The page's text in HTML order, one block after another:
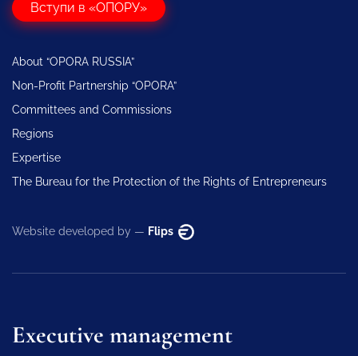
Вступи в «ОПОРУ»
About “OPORA RUSSIA”
Non-Profit Partnership “OPORA”
Committees and Commissions
Regions
Expertise
The Bureau for the Protection of the Rights of Entrepreneurs
Website developed by — Flips
Executive management